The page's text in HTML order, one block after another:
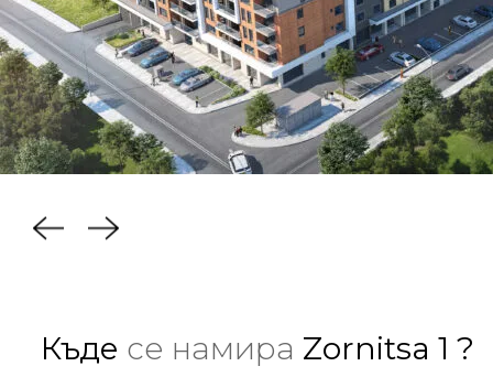
Къде се намира Zornitsa 1 ?